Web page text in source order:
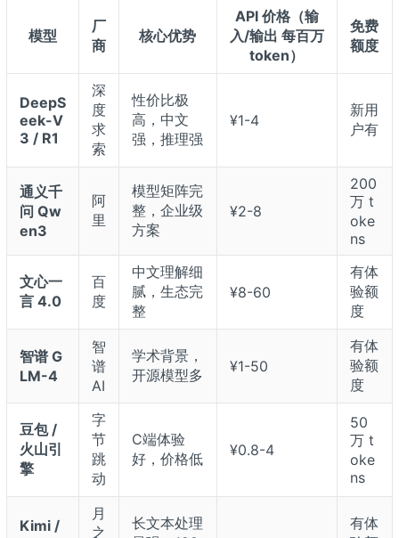
模型
厂
商
核心优势
API 价格（输
入/输出 每百万
token）
免费
额度
DeepS
eek-V
3 / R1
深
度
求
索
性价比极
高，中文
强，推理强
¥1-4
新用
户有
通义千
问 Qw
en3
阿
里
模型矩阵完
整，企业级
方案
¥2-8
200
万 t
oke
ns
文心一
言 4.0
百
度
中文理解细
腻，生态完
整
¥8-60
有体
验额
度
智谱 G
LM-4
智
谱
AI
学术背景，
开源模型多
¥1-50
有体
验额
度
豆包 /
火山引
擎
字
节
跳
动
C端体验
好，价格低
¥0.8-4
50
万 t
oke
ns
Kimi /
月
之
长文本处理
有体